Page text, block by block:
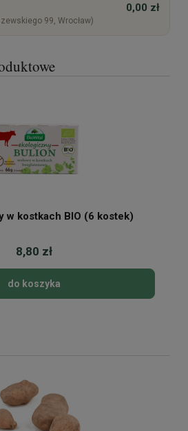
99, Wrocław)
0,00 zł
w kostkach BIO (6 kostek)
8,80 zł
do koszyka